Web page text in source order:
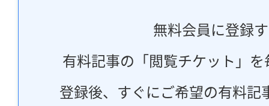
無料会員に登録
有料記事の「閲覧チケット」
登録後、すぐにご希望の有料記